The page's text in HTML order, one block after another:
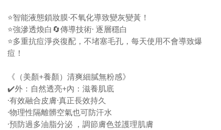
⭐️智能液態鎖妝膜·不氧化導致變灰變黃！
⭐️強滲透煥白🔄傳導技術· 逐層穩白
⭐️多重抗痘淨炎復配，不堵塞毛孔，每天使用不會導致爆
痘！
《（美顏+養顏）清爽細膩無粉感》
✔️外：自然透亮+內：滋養肌底
·有效融合皮膚·真正長效持久
·物理性隔離髒空氣也可防汗水
·預防過多油脂分泌 ，調節膚色並護理肌膚